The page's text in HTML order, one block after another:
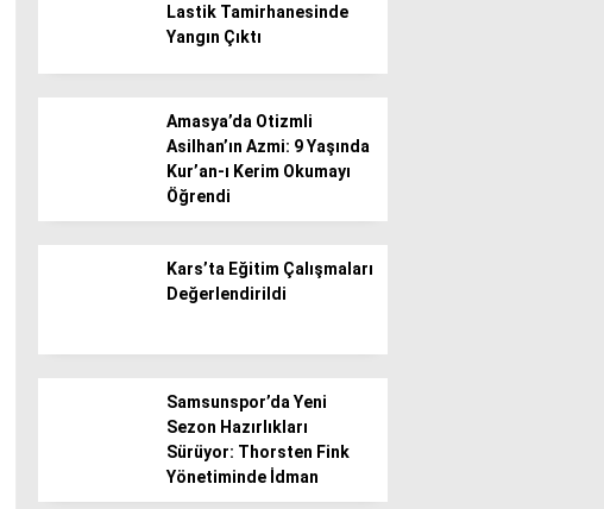
Politika / Siyaset
Magazin
Lastik Tamirhanesinde
Yangın Çıktı
Amasya’da Otizmli
Asilhan’ın Azmi: 9 Yaşında
Kur’an-ı Kerim Okumayı
Öğrendi
Kars’ta Eğitim Çalışmaları
Değerlendirildi
Samsunspor’da Yeni
Sezon Hazırlıkları
Sürüyor: Thorsten Fink
Yönetiminde İdman